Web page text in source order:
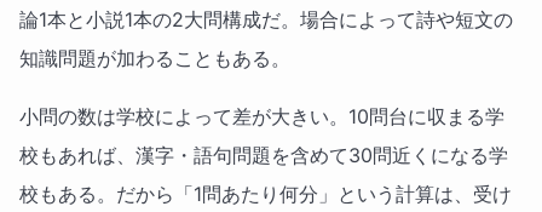
論1本と小説1本の2大問構成だ。場合によって詩や短文の
知識問題が加わることもある。
小問の数は学校によって差が大きい。10問台に収まる学
校もあれば、漢字・語句問題を含めて30問近くになる学
校もある。だから「1問あたり何分」という計算は、受け